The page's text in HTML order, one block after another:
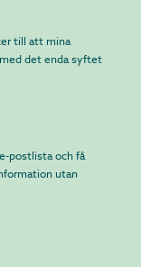
till att mina
det enda syftet
postlista och få
utan